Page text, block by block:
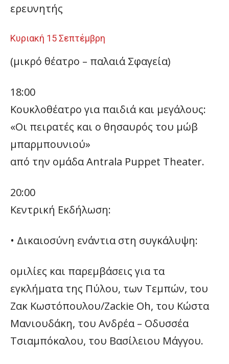
ερευνητής
Κυριακή 15 Σεπτέμβρη
(μικρό θέατρο – παλαιά Σφαγεία)
18:00
Κουκλοθέατρο για παιδιά και μεγάλους:
«Οι πειρατές και ο θησαυρός του μώβ
μπαρμπουνιού»
από την ομάδα Antrala Puppet Theater.
20:00
Κεντρική Εκδήλωση:
• Δικαιοσύνη ενάντια στη συγκάλυψη:
ομιλίες και παρεμβάσεις για τα
εγκλήματα της Πύλου, των Τεμπών, του
Ζακ Κωστόπουλου/Zackie Oh, του Κώστα
Μανιουδάκη, του Ανδρέα – Οδυσσέα
Τσιαμπόκαλου, του Βασίλειου Μάγγου.